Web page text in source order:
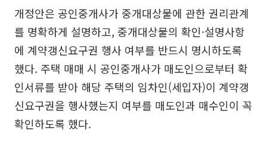
개정안은 공인중개사가 중개대상물에 관한 권리관계
를 명확하게 설명하고, 중개대상물의 확인·설명사항
에 계약갱신요구권 행사 여부를 반드시 명시하도록
했다. 주택 매매 시 공인중개사가 매도인으로부터 확
인서류를 받아 해당 주택의 임차인(세입자)이 계약갱
신요구권을 행사했는지 여부를 매도인과 매수인이 꼭
확인하도록 했다.